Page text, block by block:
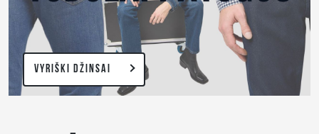
VYRIŠKI DŽINSAI